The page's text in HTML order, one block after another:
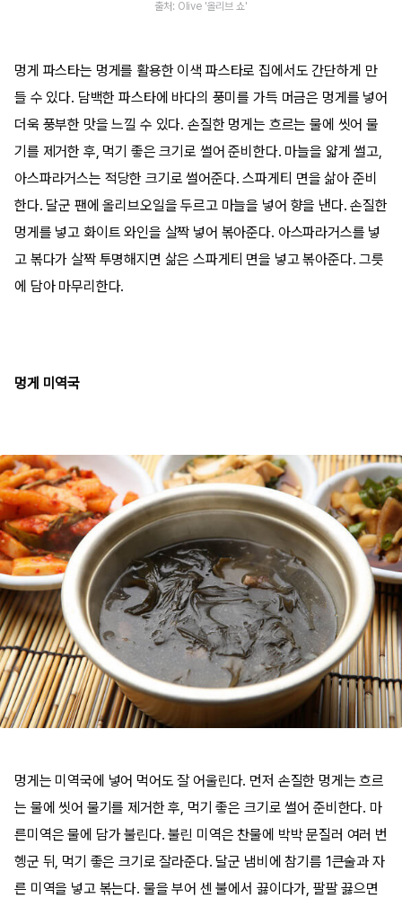
출처: Olive '올리브 쇼'
멍게 파스타는 멍게를 활용한 이색 파스타로 집에서도 간단하게 만
들 수 있다. 담백한 파스타에 바다의 풍미를 가득 머금은 멍게를 넣어
더욱 풍부한 맛을 느낄 수 있다. 손질한 멍게는 흐르는 물에 씻어 물
기를 제거한 후, 먹기 좋은 크기로 썰어 준비한다. 마늘을 얇게 썰고,
아스파라거스는 적당한 크기로 썰어준다. 스파게티 면을 삶아 준비
한다. 달군 팬에 올리브오일을 두르고 마늘을 넣어 향을 낸다. 손질한
멍게를 넣고 화이트 와인을 살짝 넣어 볶아준다. 아스파라거스를 넣
고 볶다가 살짝 투명해지면 삶은 스파게티 면을 넣고 볶아준다. 그릇
에 담아 마무리한다.
멍게 미역국
멍게는 미역국에 넣어 먹어도 잘 어울린다. 먼저 손질한 멍게는 흐르
는 물에 씻어 물기를 제거한 후, 먹기 좋은 크기로 썰어 준비한다. 마
른미역은 물에 담가 불린다. 불린 미역은 찬물에 박박 문질러 여러 번
헹군 뒤, 먹기 좋은 크기로 잘라준다. 달군 냄비에 참기름 1큰술과 자
른 미역을 넣고 볶는다. 물을 부어 센 불에서 끓이다가, 팔팔 끓으면